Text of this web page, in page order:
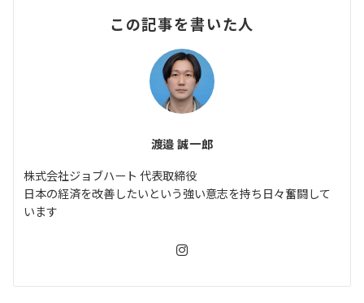
この記事を書いた人
渡邉 誠一郎
株式会社ジョブハート 代表取締役
日本の経済を改善したいという強い意志を持ち日々奮闘して
います